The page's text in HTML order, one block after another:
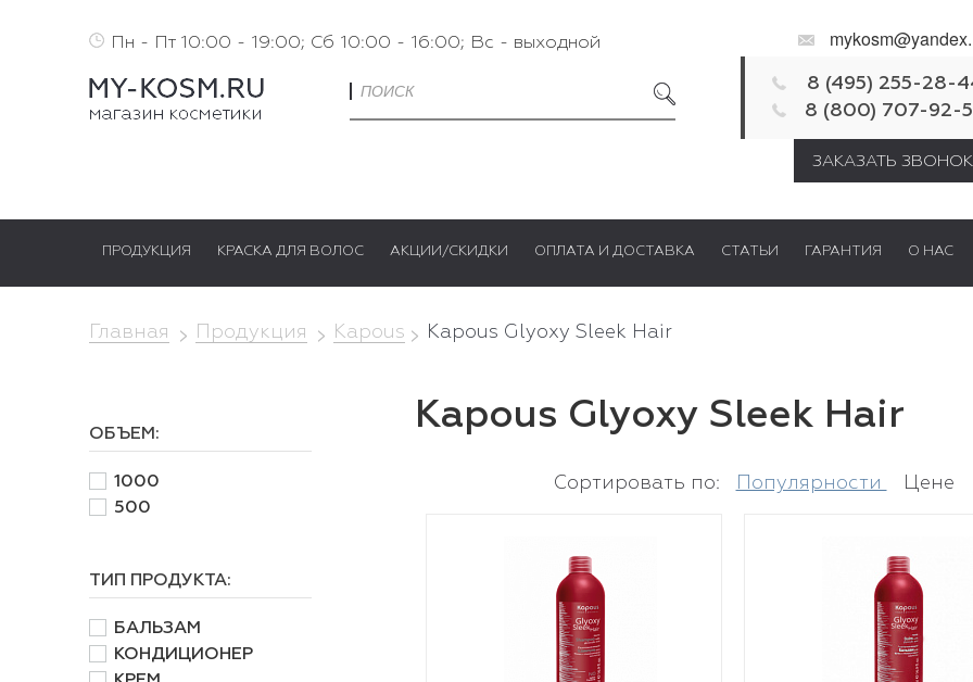
Пн - Пт 10:00 - 19:00; Сб 10:00 - 16:00; Вс - выходной
8 (495) 255-28-
8 (800) 707-92-
ЗАКАЗАТЬ ЗВОНОК
ПРОДУКЦИЯ КРАСКА ДЛЯ ВОЛОС АКЦИИ/СКИДКИ ОПЛАТА И ДОСТАВКА СТАТЬИ ГАРАНТИЯ О НАС
Главная Продукция Kapous Kapous Glyoxy Sleek Hair
ОБЪЕМ:
1000
500
ТИП ПРОДУКТА:
БАЛЬЗАМ
КОНДИЦИОНЕР
Kapous Glyoxy Sleek Hair
Сортировать по: Популярности Цене